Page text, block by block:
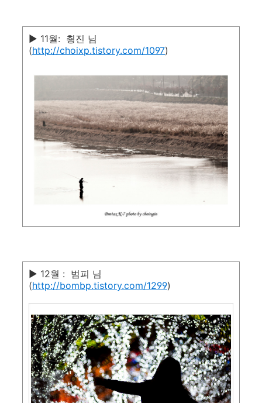
▶ 11월: 쵱진 님
(http://choixp.tistory.com/1097)
▶ 12월 : 범피 님
(http://bombp.tistory.com/1299)